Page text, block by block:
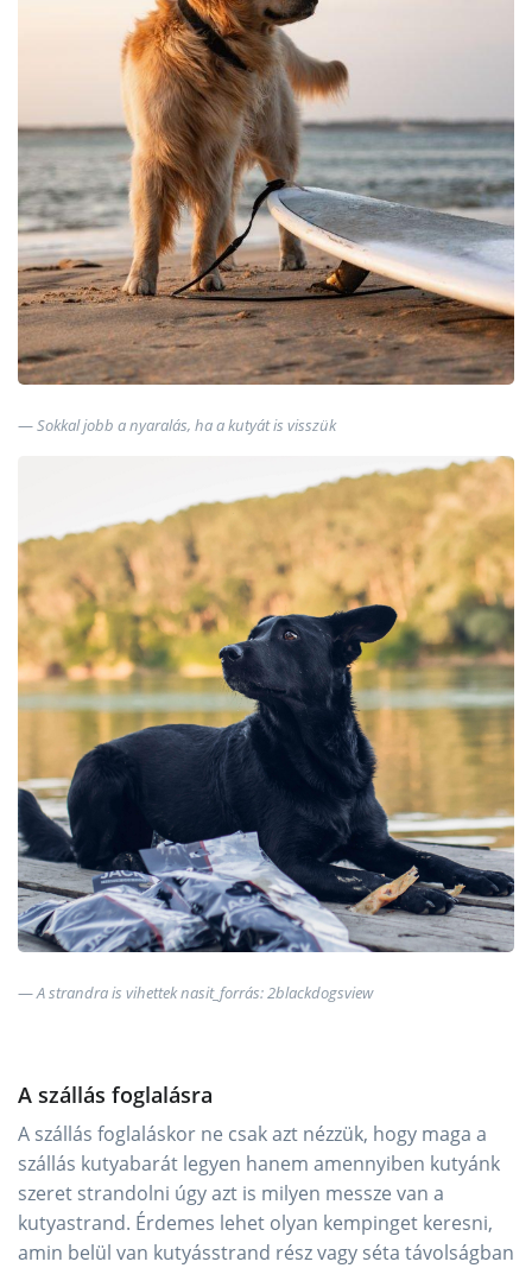
Sokkal jobb a nyaralás, ha a kutyát is visszük
A strandra is vihettek nasit_forrás: 2blackdogsview
A szállás foglalásra
A szállás foglaláskor ne csak azt nézzük, hogy maga a
szállás kutyabarát legyen hanem amennyiben kutyánk
szeret strandolni úgy azt is milyen messze van a
kutyastrand. Érdemes lehet olyan kempinget keresni,
amin belül van kutyásstrand rész vagy séta távolságban